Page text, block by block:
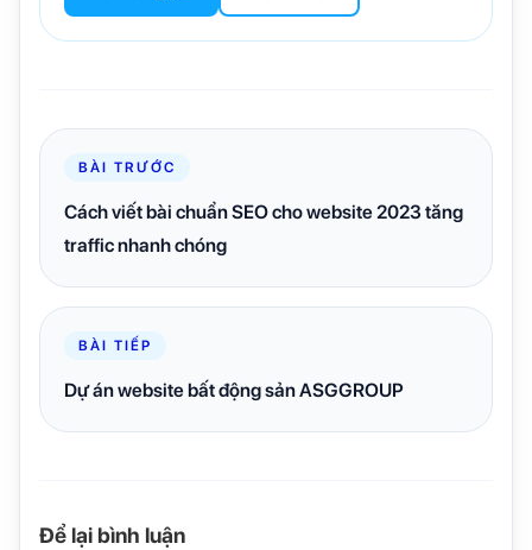
BÀI TRƯỚC
Cách viết bài chuẩn SEO cho website 2023 tăng
traffic nhanh chóng
BÀI TIẾP
Dự án website bất động sản ASGGROUP
Để lại bình luận